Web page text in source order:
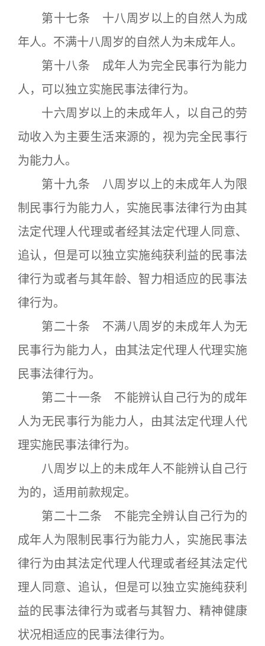
第十七条 十八周岁以上的自然人为成
年人。不满十八周岁的自然人为未成年人。
第十八条 成年人为完全民事行为能力
人，可以独立实施民事法律行为。
十六周岁以上的未成年人，以自己的劳
动收入为主要生活来源的，视为完全民事行
为能力人。
第十九条 八周岁以上的未成年人为限
制民事行为能力人，实施民事法律行为由其
法定代理人代理或者经其法定代理人同意、
追认，但是可以独立实施纯获利益的民事法
律行为或者与其年龄、智力相适应的民事法
律行为。
第二十条 不满八周岁的未成年人为无
民事行为能力人，由其法定代理人代理实施
民事法律行为。
第二十一条 不能辨认自己行为的成年
人为无民事行为能力人，由其法定代理人代
理实施民事法律行为。
八周岁以上的未成年人不能辨认自己行
为的，适用前款规定。
第二十二条 不能完全辨认自己行为的
成年人为限制民事行为能力人，实施民事法
律行为由其法定代理人代理或者经其法定代
理人同意、追认，但是可以独立实施纯获利
益的民事法律行为或者与其智力、精神健康
状况相适应的民事法律行为。